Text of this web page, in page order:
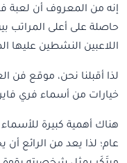
إنه من المعروف أن لعبة
حاصلة على أعلى المراتب
اللاعبين النشطين عليها
لذا أقبلنا نحن، موقع فن
خيارات من أسماء فري فاير
هناك أهمية كبيرة
عام؛ لذا يعد من الرائع